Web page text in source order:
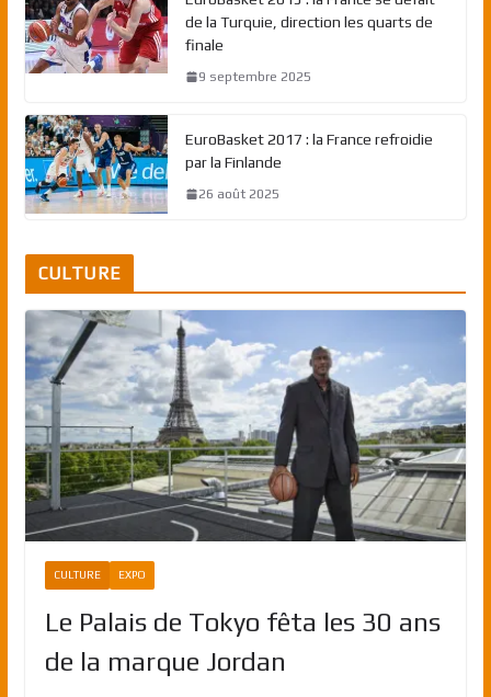
de la Turquie, direction les quarts de
finale
9 septembre 2025
EuroBasket 2017 : la France refroidie
par la Finlande
26 août 2025
CULTURE
CULTURE EXPO
Le Palais de Tokyo fêta les 30 ans
de la marque Jordan